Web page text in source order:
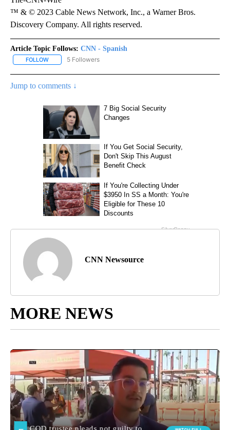
™ & © 2023 Cable News Network, Inc., a Warner Bros.
Discovery Company. All rights reserved.
Article Topic Follows: CNN - Spanish
FOLLOW FOLLOW "CNN - SPANISH" TO RECEIVE NOTIFICATIONS ABOUT
5 Followers
Jump to comments ↓
CNN Newsource
MORE NEWS